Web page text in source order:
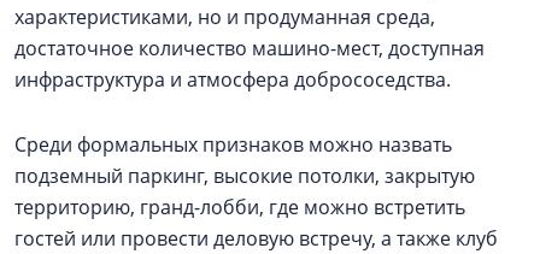
характеристиками, но и продуманная среда,
достаточное количество машино-мест, доступная
инфраструктура и атмосфера добрососедства.
Среди формальных признаков можно назвать
подземный паркинг, высокие потолки, закрытую
территорию, гранд-лобби, где можно встретить
гостей или провести деловую встречу, а также клуб